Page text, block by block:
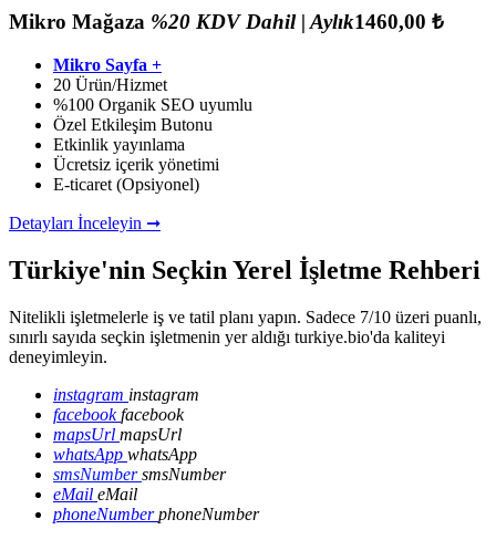
Mikro Mağaza %20 KDV Dahil | Aylık1460,00 ₺
Mikro Sayfa +
20 Ürün/Hizmet
%100 Organik SEO uyumlu
Özel Etkileşim Butonu
Etkinlik yayınlama
Ücretsiz içerik yönetimi
E-ticaret (Opsiyonel)
Detayları İnceleyin ➞
Türkiye'nin Seçkin Yerel İşletme Rehberi
Nitelikli işletmelerle iş ve tatil planı yapın. Sadece 7/10 üzeri puanlı,
sınırlı sayıda seçkin işletmenin yer aldığı turkiye.bio'da kaliteyi
deneyimleyin.
instagram instagram
facebookfacebook
mapsUrl mapsUrl
whatsApp whatsApp
smsNumbersmsNumber
eMail eMail
phoneNumberphoneNumber